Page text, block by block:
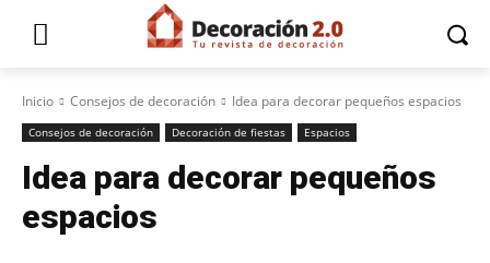
Inicio Consejos de decoración Idea para decorar pequeños espacios
Consejos de decoración Decoración de fiestas Espacios
Idea para decorar pequeños
espacios